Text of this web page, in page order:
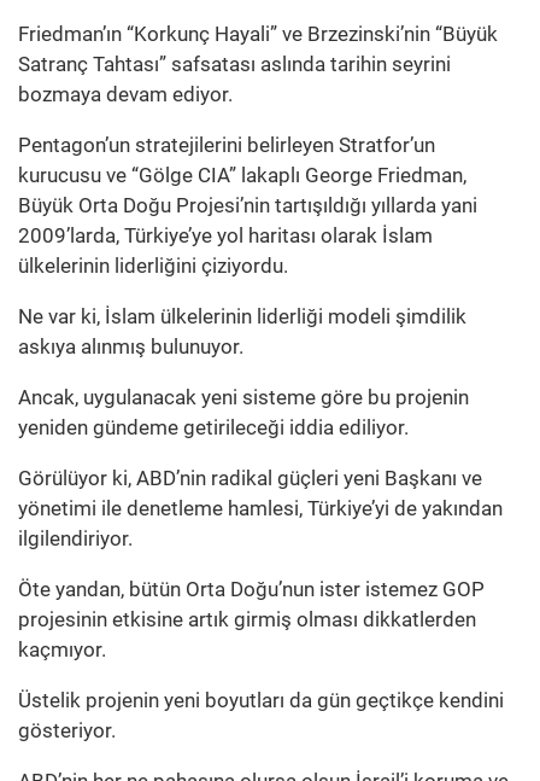
Friedman’ın “Korkunç Hayali” ve Brzezinski’nin “Büyük
Satranç Tahtası” safsatası aslında tarihin seyrini
bozmaya devam ediyor.
Pentagon’un stratejilerini belirleyen Stratfor’un
kurucusu ve “Gölge CIA” lakaplı George Friedman,
Büyük Orta Doğu Projesi’nin tartışıldığı yıllarda yani
2009’larda, Türkiye’ye yol haritası olarak İslam
ülkelerinin liderliğini çiziyordu.
Ne var ki, İslam ülkelerinin liderliği modeli şimdilik
askıya alınmış bulunuyor.
Ancak, uygulanacak yeni sisteme göre bu projenin
yeniden gündeme getirileceği iddia ediliyor.
Görülüyor ki, ABD’nin radikal güçleri yeni Başkanı ve
yönetimi ile denetleme hamlesi, Türkiye’yi de yakından
ilgilendiriyor.
Öte yandan, bütün Orta Doğu’nun ister istemez GOP
projesinin etkisine artık girmiş olması dikkatlerden
kaçmıyor.
Üstelik projenin yeni boyutları da gün geçtikçe kendini
gösteriyor.